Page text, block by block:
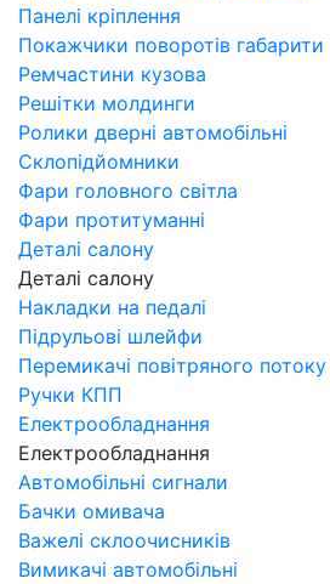
Панелі кріплення
Покажчики поворотів габарити
Ремчастини кузова
Решітки молдинги
Ролики дверні автомобільні
Склопідйомники
Фари головного світла
Фари протитуманні
Деталі салону
Деталі салону
Накладки на педалі
Підрульові шлейфи
Перемикачі повітряного
Ручки КПП
Електрообладнання
Електрообладнання
Автомобільні сигнали
Бачки омивача
Важелі склоочисників
Вимикачі автомобільні